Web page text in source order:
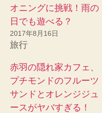
オニングに挑戦！雨の
日でも遊べる？
2017年8月16日
旅行
赤羽の隠れ家カフェ、
プチモンドのフルーツ
サンドとオレンジジュ
ースがヤバすぎる！